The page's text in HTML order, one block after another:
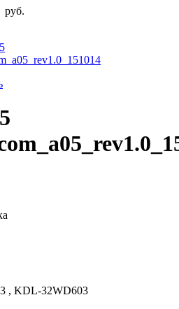
руб.
, KDL-32WD603